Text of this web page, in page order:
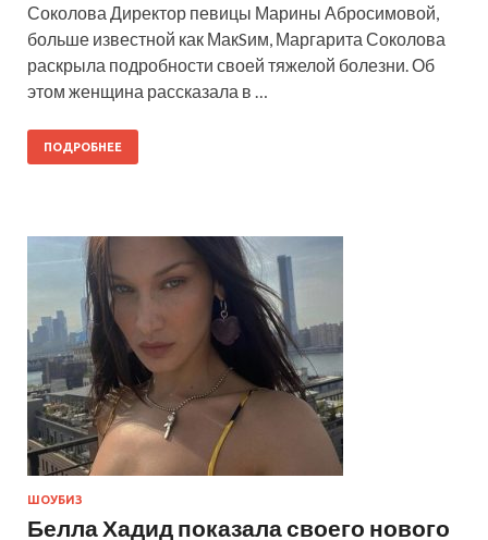
Соколова Директор певицы Марины Абросимовой,
больше известной как МакSим, Маргарита Соколова
раскрыла подробности своей тяжелой болезни. Об
этом женщина рассказала в …
ПОДРОБНЕЕ
ШОУБИЗ
Белла Хадид показала своего нового